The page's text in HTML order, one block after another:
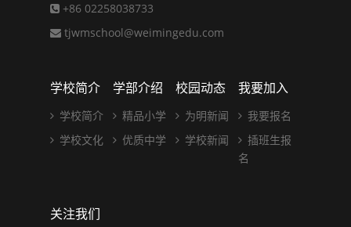
+86 02258038733
tjwmschool@weimingedu.com
学校简介
学校简介
学校文化
学部介绍
精品小学
优质中学
校园动态
为明新闻
学校新闻
我要加入
我要报名
插班生报
名
关注我们